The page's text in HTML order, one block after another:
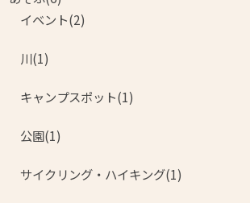
イベント(2)
川(1)
キャンプスポット(1)
公園(1)
サイクリング・ハイキング(1)